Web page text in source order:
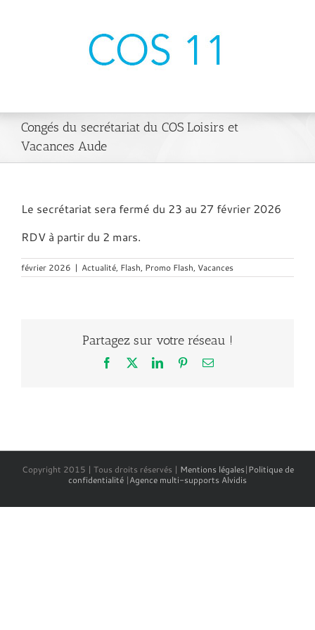
Congés du secrétariat du COS Loisirs et
Vacances Aude
Le secrétariat sera fermé du 23 au 27 février 2026
RDV à partir du 2 mars.
février 2026 | Actualité, Flash, Promo Flash, Vacances
Partagez sur votre réseau !
Facebook LinkedInPinterestEmail
Copyright 2015 | Tous droits réservés | Mentions légales|Politique de
confidentialité |Agence multi-supports Alvidis